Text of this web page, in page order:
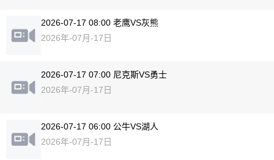
2026-07-17 08:00 老鹰VS灰熊
2026年-07月-17日
2026-07-17 07:00 尼克斯VS勇士
2026年-07月-17日
2026-07-17 06:00 公牛VS湖人
2026年-07月-17日